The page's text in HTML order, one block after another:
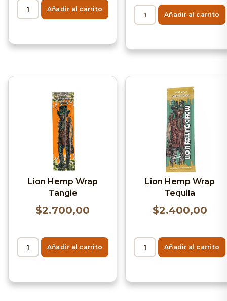
Añadir al carrito
Añadir al carrito
Lion Hemp Wrap
Tangie
$2.700,00
Añadir al carrito
Lion Hemp Wrap
Tequila
$2.400,00
Añadir al carrito